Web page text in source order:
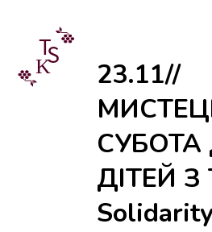
23.11//
СУБОТА
ДІТЕЙ З